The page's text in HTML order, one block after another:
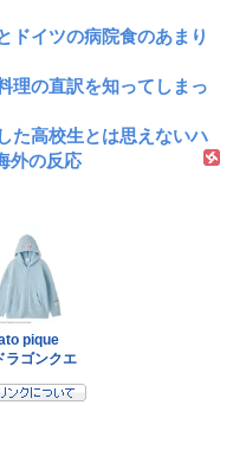
ドイツの病院食のあまり
理の直訳を知ってしまっ
た高校生とは思えないハ
外の反応